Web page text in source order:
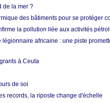
de la mer ?
des bâtiments pour se protéger
la pollution liée aux activités
africaine : une piste
à Ceuta
de soi
records, la riposte change d'échelle